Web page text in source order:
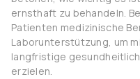
ernsthaft zu behandeln.
Patienten medizinische
Laborunterstützung, um
langfristige
erzielen.